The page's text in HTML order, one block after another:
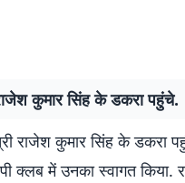
कुमार सिंह के डकरा पहुंचे.
राजेश कुमार सिंह के डकरा
क्लब में उनका स्वागत किया.